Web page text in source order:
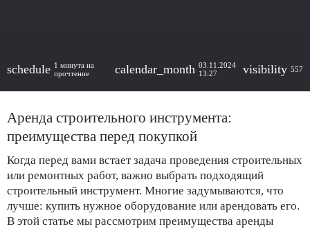
schedule 1 минута на
прочтение
calendar_month 03.11.2024
13:27
visibility 557
Аренда строительного инструмента:
преимущества перед покупкой
Когда перед вами встает задача проведения строительных
или ремонтных работ, важно выбрать подходящий
строительный инструмент. Многие задумываются, что
лучше: купить нужное оборудование или арендовать его.
В этой статье мы рассмотрим преимущества аренды